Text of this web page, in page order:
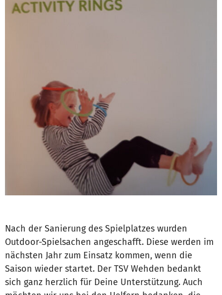
Nach der Sanierung des Spielplatzes wurden
Outdoor-Spielsachen angeschafft. Diese werden im
nächsten Jahr zum Einsatz kommen, wenn die
Saison wieder startet. Der TSV Wehden bedankt
sich ganz herzlich für Deine Unterstützung. Auch